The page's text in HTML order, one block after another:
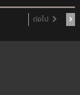
ต่อไป